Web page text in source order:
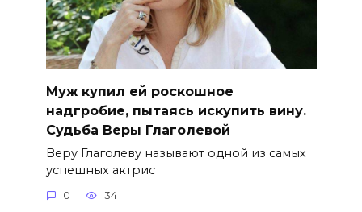
Муж купил ей роскошное
надгробие, пытаясь искупить вину.
Судьба Веры Глаголевой
Веру Глаголеву называют одной из самых
успешных актрис
0 34